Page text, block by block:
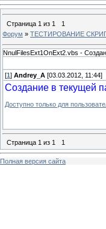
Страница 1 из 1
1
Форум » ТЕСТИРОВАНИЕ
NnulFilesExt1OnExt2.vbs -
[1 ] Andrey_A [03.03.2012, 11:44]
Создание в текущей
Доступно только для
Страница 1 из 1 1
Полная версия сайта